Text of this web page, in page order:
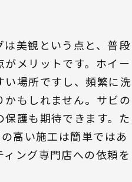
美観という点と、普段
メリットです。ホイー
い場所ですし、頻繁に洗
もしれません。サビの
護も期待できます。た
高い施工は簡単ではあ
ング専門店への依頼を